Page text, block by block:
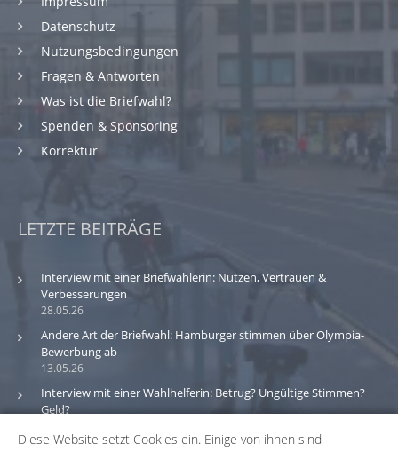
Datenschutz
Nutzungsbedingungen
Fragen & Antworten
Was ist die Briefwahl?
Spenden & Sponsoring
Korrektur
LETZTE BEITRÄGE
28.05.26
Interview mit einer Briefwählerin: Nutzen, Vertrauen &
Verbesserungen
13.05.26
Andere Art der Briefwahl: Hamburger stimmen über Olympia-
Bewerbung ab
Interview mit einer Wahlhelferin: Betrug? Ungültige Stimmen?
Geld?
Diese Website setzt Cookies ein. Einige von ihnen sind